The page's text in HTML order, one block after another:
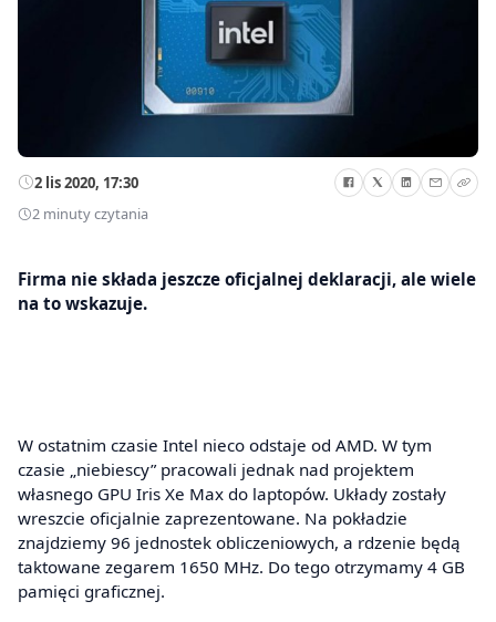
2 lis 2020, 17:30
2 minuty czytania
Firma nie składa jeszcze oficjalnej deklaracji, ale wiele
na to wskazuje.
W ostatnim czasie Intel nieco odstaje od AMD. W tym
czasie „niebiescy” pracowali jednak nad projektem
własnego GPU Iris Xe Max do laptopów. Układy zostały
wreszcie oficjalnie zaprezentowane. Na pokładzie
znajdziemy 96 jednostek obliczeniowych, a rdzenie będą
taktowane zegarem 1650 MHz. Do tego otrzymamy 4 GB
pamięci graficznej.